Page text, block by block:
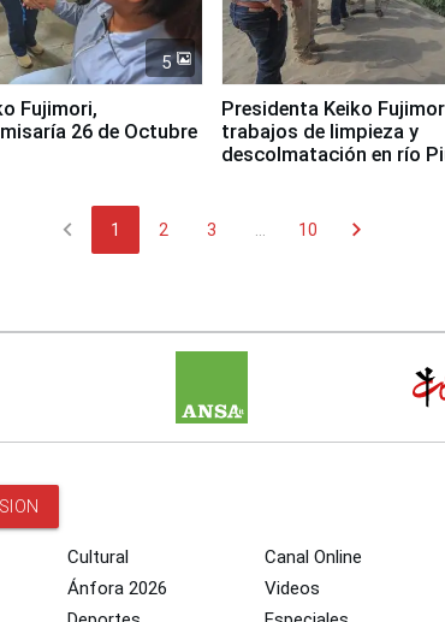
5
26 de Octubre
Presidenta Keiko
trabajos de limpieza y
descolmatación en río
chevron_left 1 2 3 10 chevron_right
Cultural
Ánfora 2026
Canal Online
Videos